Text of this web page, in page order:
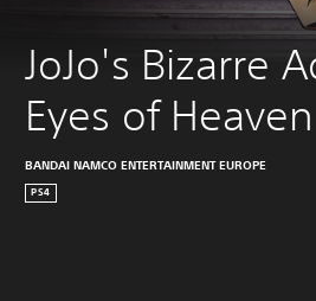
JoJo's Bizarre
Eyes of Heaven
BANDAI NAMCO ENTERTAINMENT EUROPE
PS4